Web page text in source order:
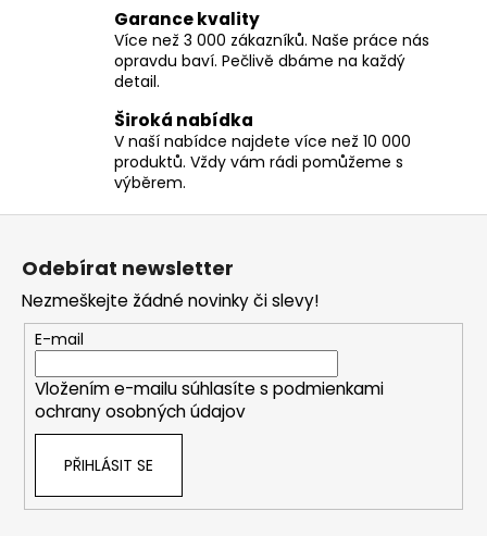
p
r
v
y
v
ý
i
Garance kvality
Více než 3 000 zákazníků. Naše práce nás
opravdu baví. Pečlivě dbáme na každý
detail.
Široká nabídka
V naší nabídce najdete více než 10 000
produktů. Vždy vám rádi pomůžeme s
výběrem.
Odebírat newsletter
Nezmeškejte žádné novinky či slevy!
E-mail
Vložením e-mailu súhlasíte s podmienkami
ochrany osobných údajov
PŘIHLÁSIT SE